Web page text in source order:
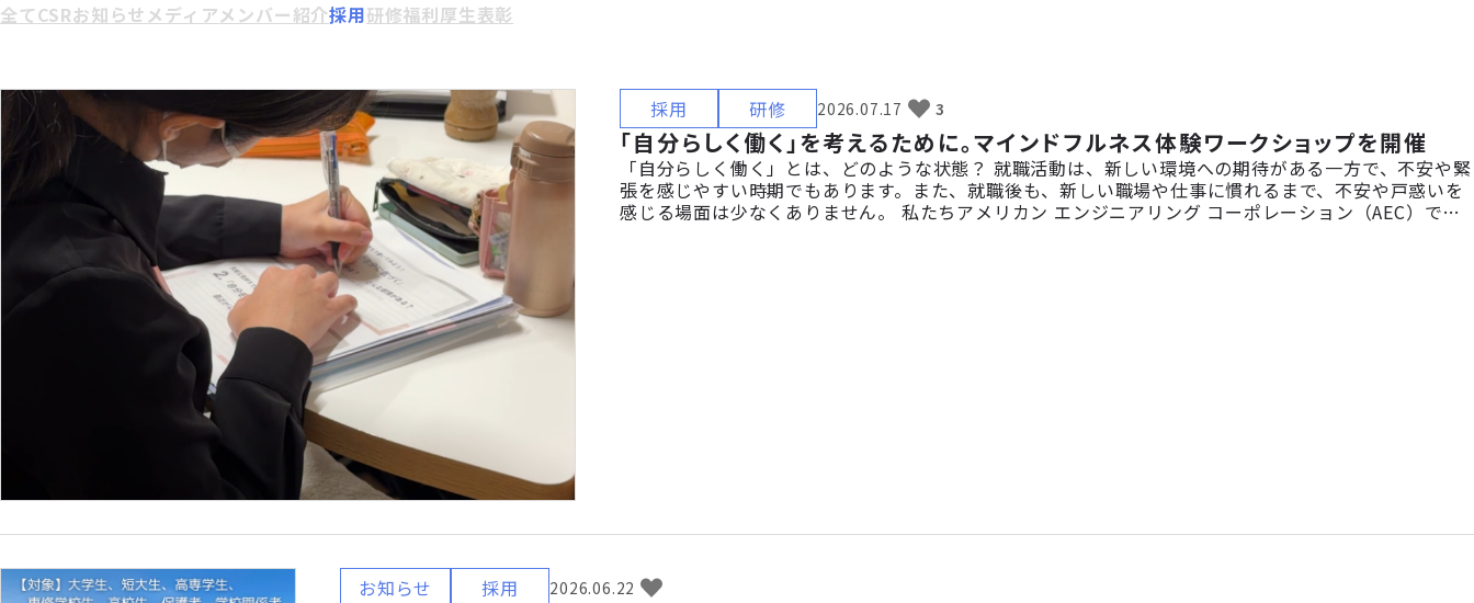
全てCSRお知らせメディアメンバー紹介採用研修福利厚生表彰
採用 研修 2026.07.17 3
「自分らしく働く」を考えるために。マインドフルネス体験ワークショップを開催
「自分らしく働く」とは、どのような状態？ 就職活動は、新しい環境への期待がある一方で、不安や緊
張を感じやすい時期でもあります。また、就職後も、新しい職場や仕事に慣れるまで、不安や戸惑いを
感じる場面は少なくありません。 私たちアメリカン エンジニアリング コーポレーション（AEC）で
お知らせ 採用 2026.06.22